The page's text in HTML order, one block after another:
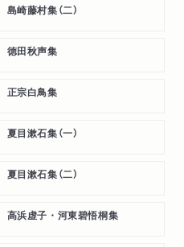
崎藤村集（二）
徳田秋声集
正宗白鳥集
目漱石集（一）
目漱石集（二）
浜虚子・河東碧悟桐集